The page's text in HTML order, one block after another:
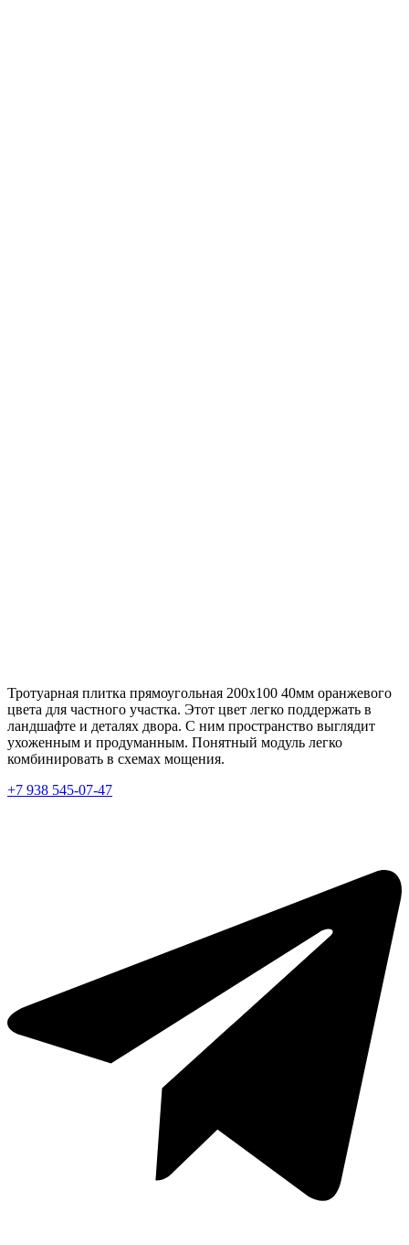
Тротуарная плитка прямоугольная 200х100 40мм оранжевого
цвета для частного участка. Этот цвет легко поддержать в
ландшафте и деталях двора. С ним пространство выглядит
ухоженным и продуманным. Понятный модуль легко
комбинировать в схемах мощения.
+7 938 545-07-47